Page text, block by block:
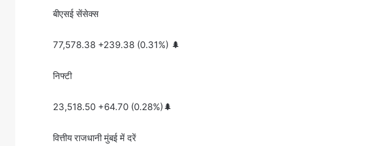
बीएसई सेंसेक्स
77,578.38 +239.38 (0.31%) 🌲
निफ्टी
23,518.50 +64.70 (0.28%)🌲
वित्तीय राजधानी मुंबई में दरें